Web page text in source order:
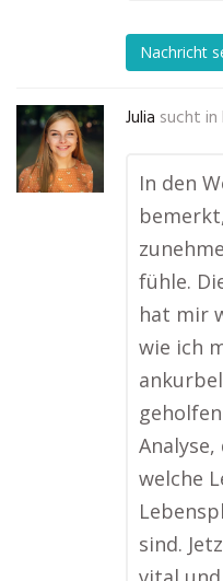
Nachricht
Julia sucht in
In den
fühle.
hat mir
wie ich
welche
sind.